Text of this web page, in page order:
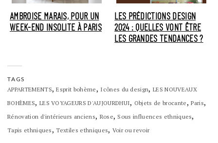
AMBROISE MARAIS, POUR UN
WEEK-END INSOLITE À PARIS
LES PRÉDICTIONS DESIGN
2024 : QUELLES VONT ÊTRE
LES GRANDES TENDANCES ?
TAGS
APPARTEMENTS,Esprit bohème, Icônes du design,LES NOUVEAUX
BOHÈMES, LES VOYAGEURS D'AUJOURDHUI, Objets de brocante,Paris,
Rénovation d'intérieurs anciens, Rose, Sous influences ethniques,
Tapis ethniques,Textiles ethniques, Voir ou revoir